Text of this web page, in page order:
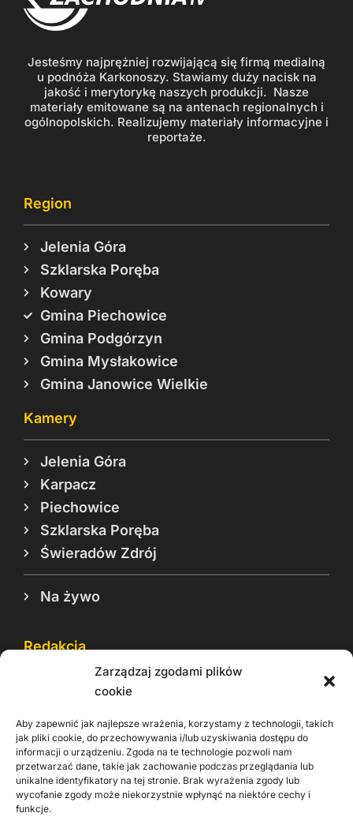
Zarządzaj zgodami plików
cookie
Aby zapewnić jak najlepsze wrażenia, korzystamy z technologii, takich
jak pliki cookie, do przechowywania i/lub uzyskiwania dostępu do
informacji o urządzeniu. Zgoda na te technologie pozwoli nam
przetwarzać dane, takie jak zachowanie podczas przeglądania lub
unikalne identyfikatory na tej stronie. Brak wyrażenia zgody lub
wycofanie zgody może niekorzystnie wpłynąć na niektóre cechy i
funkcje.
Jesteśmy najprężniej rozwijającą się firmą medialną
u podnóża Karkonoszy. Stawiamy duży nacisk na
jakość i merytorykę naszych produkcji. Nasze
materiały emitowane są na antenach regionalnych i
ogólnopolskich. Realizujemy materiały informacyjne i
reportaże.
Region
Jelenia Góra
Szklarska Poręba
Kowary
Gmina Piechowice
Gmina Podgórzyn
Gmina Mysłakowice
Gmina Janowice Wielkie
Kamery
Jelenia Góra
Karpacz
Piechowice
Szklarska Poręba
Świeradów Zdrój
Na żywo
Redakcja
Reklama
Rodo
Kontakt
Informacje dla